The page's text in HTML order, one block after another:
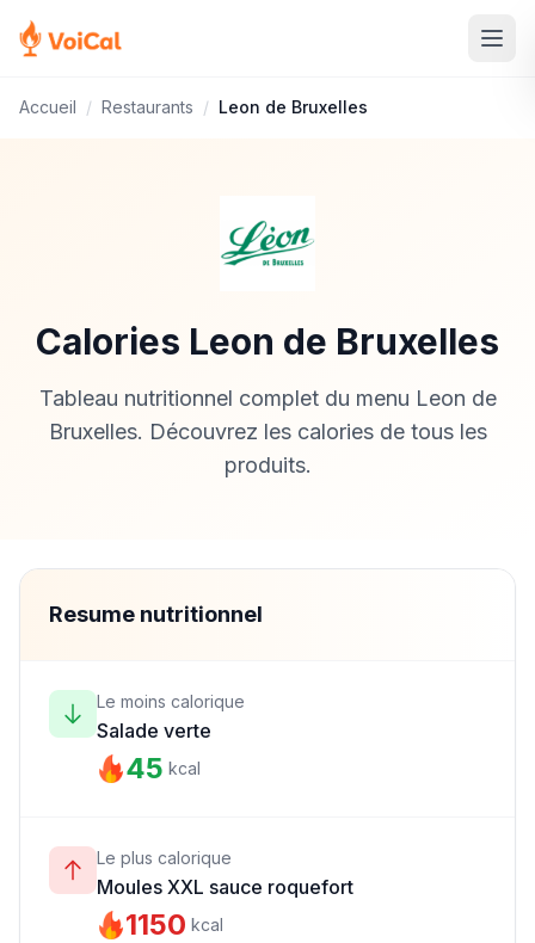
Accueil / Restaurants / Leon de Bruxelles
Calories Leon de Bruxelles
Tableau nutritionnel complet du menu Leon de
Bruxelles. Découvrez les calories de tous les
produits.
Resume nutritionnel
Le moins calorique
Salade verte
45 kcal
Le plus calorique
Moules XXL sauce roquefort
1150 kcal